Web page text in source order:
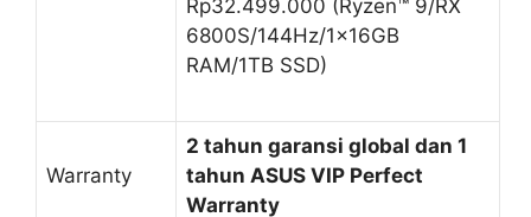
Warranty
Foto ROG Zephyrus G14 beresolusi tinggi dapat
http://channel.asus.com/ExternalFile.aspx?
path=56f979b5a9a6466595159020a483c0e